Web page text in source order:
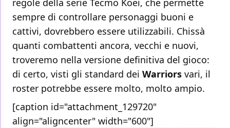
regole della serie Tecmo Koei, che permette
sempre di controllare personaggi buoni e
cattivi, dovrebbero essere utilizzabili. Chissà
quanti combattenti ancora, vecchi e nuovi,
troveremo nella versione definitiva del gioco:
di certo, visti gli standard dei Warriors vari, il
roster potrebbe essere molto, molto ampio.
[caption id="attachment_129720"
align="aligncenter" width="600"]